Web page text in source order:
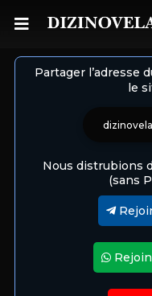
Partager l’adresse
le
Nous distrubions
(sans